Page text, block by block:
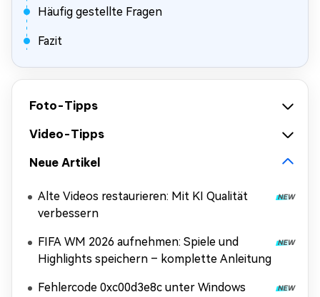
Häufig gestellte Fragen
Fazit
Foto-Tipps
Video-Tipps
Neue Artikel
Alte Videos restaurieren: Mit KI Qualität
verbessern
FIFA WM 2026 aufnehmen: Spiele und
Highlights speichern – komplette Anleitung
Fehlercode 0xc00d3e8c unter Windows